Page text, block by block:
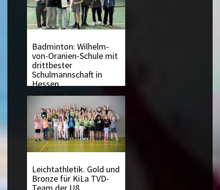
Badminton: Wilhelm-
von-Oranien-Schule mit
drittbester
Schulmannschaft in
Hessen
28. Februar 2026
Leichtathletik. Gold und
Bronze für KiLa TVD-